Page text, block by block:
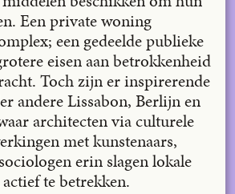
Een private woning
een gedeelde publieke
eisen aan betrokkenheid
Toch zijn er inspirerende
andere Lissabon, Berlijn en
architecten via culturele
met kunstenaars,
erin slagen lokale
te betrekken.